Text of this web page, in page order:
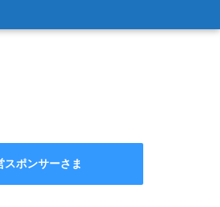
ポンサーさま